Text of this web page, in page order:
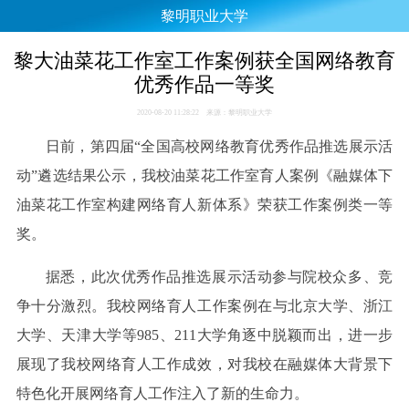
黎明职业大学
黎大油菜花工作室工作案例获全国网络教育
优秀作品一等奖
2020-08-20 11:28:22 来源：黎明职业大学
日前，第四届“全国高校网络教育优秀作品推选展示活
动”遴选结果公示， 我校油菜花工作室育人案例《融媒体下
油菜花工作室构建网络育人新体系》荣获工作案例类一等
奖。
据悉，此次优秀作品推选展示活动参与院校众多、竞
争十分激烈。我校网络育人工作案例在与北京大学、浙江
大学、天津大学等985、211大学角逐中脱颖而出，进一步
展现了我校网络育人工作成效，对我校在融媒体大背景下
特色化开展网络育人工作注入了新的生命力。